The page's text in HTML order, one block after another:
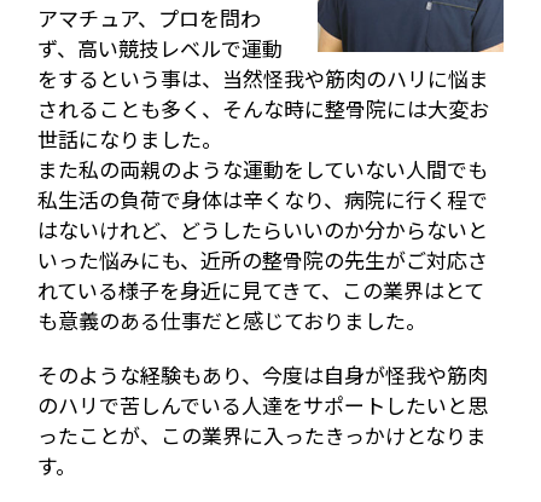
アマチュア、プロを問わ
ず、高い競技レベルで運動
をするという事は、当然怪我や筋肉のハリに悩ま
されることも多く、そんな時に整骨院には大変お
世話になりました。
また私の両親のような運動をしていない人間でも
私生活の負荷で身体は辛くなり、病院に行く程で
はないけれど、どうしたらいいのか分からないと
いった悩みにも、近所の整骨院の先生がご対応さ
れている様子を身近に見てきて、この業界はとて
も意義のある仕事だと感じておりました。
そのような経験もあり、今度は自身が怪我や筋肉
のハリで苦しんでいる人達をサポートしたいと思
ったことが、この業界に入ったきっかけとなりま
す。